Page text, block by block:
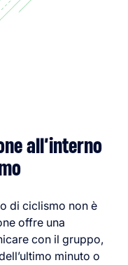
all’interno
di ciclismo non è
offre una
con il gruppo,
minuto o